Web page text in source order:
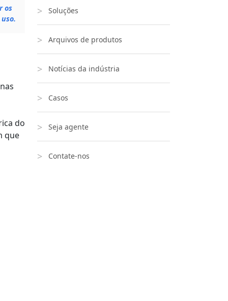
os
do
que
Soluções
Arquivos de produtos
Notícias da indústria
Casos
Seja agente
Contate-nos